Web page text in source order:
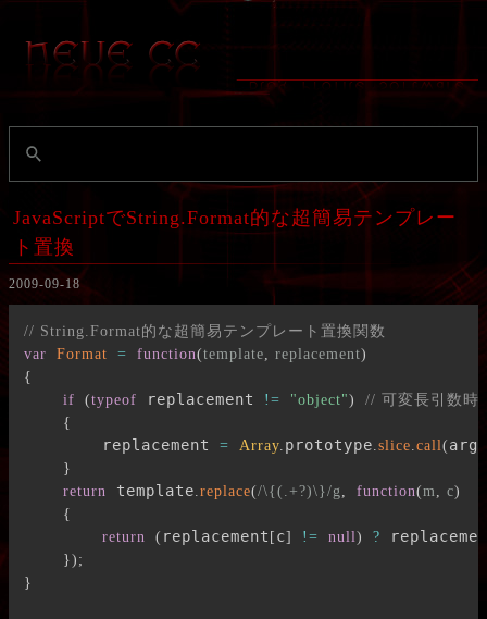
JavaScriptでString.Format的な超簡易テンプレー
ト置換
2009-09-18
// String.Format的な超簡易テンプレート置換関数
var
Format = function(template, replacement)
{
if
(typeof replacement != "object")
// 可変長引数時
{
        replacement
= Array. prototype.slice.call(
}
return template.replace(/\{(.+?)\}/g, function(m, c)
{
return
( replacement [ c] != null) ?
}) ;
}